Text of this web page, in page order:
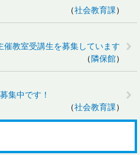
社会教育課
催教室受講生を募集しています
隣保館
集中です！
社会教育課